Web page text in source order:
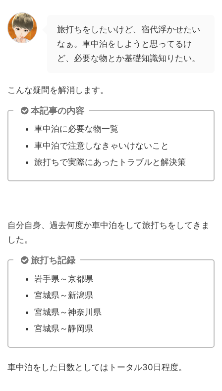
旅打ちをしたいけど、宿代浮かせたい
なぁ。車中泊をしようと思ってるけ
ど、必要な物とか基礎知識知りたい。
こんな疑問を解消します。
本記事の内容
車中泊に必要な物一覧
車中泊で注意しなきゃいけないこと
旅打ちで実際にあったトラブルと解決策
自分自身、過去何度か車中泊をして旅打ちをしてきま
した。
旅打ち記録
岩手県～京都県
宮城県～新潟県
宮城県～神奈川県
宮城県～静岡県
車中泊をした日数としてはトータル30日程度。